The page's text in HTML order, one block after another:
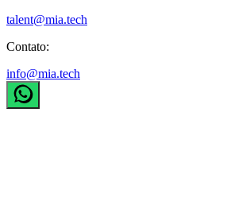
talent@mia.tech
Contato:
info@mia.tech